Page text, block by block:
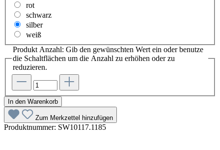
rot
schwarz
silber
weiß
Produkt Anzahl: Gib den gewünschten Wert ein oder benutze
die Schaltflächen um die Anzahl zu erhöhen oder zu
reduzieren.
In den Warenkorb
Zum Merkzettel hinzufügen
Produktnummer: SW10117.1185